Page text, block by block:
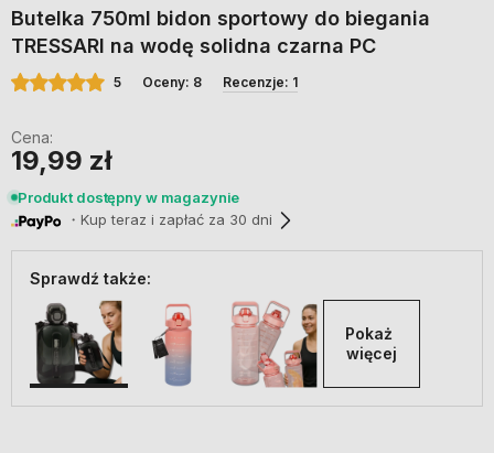
Butelka 750ml bidon sportowy do biegania
TRESSARI na wodę solidna czarna PC
5 Oceny: 8 Recenzje: 1
Cena:
19,99 zł
Produkt dostępny w magazynie
・Kup teraz i zapłać za 30 dni
Sprawdź także:
Pokaż
więcej